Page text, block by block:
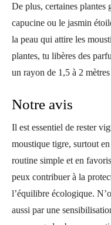
De plus, certaines plantes
capucine ou le jasmin
la peau qui attire les
plantes, tu libères des
un rayon de 1,5 à 2
Notre avis
Il est essentiel de rester
moustique tigre, surtout
routine simple et en
peux contribuer à la
l’équilibre écologique.
aussi par une